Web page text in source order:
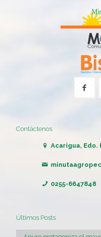
Contáctenos
Acarigua, Edo.
0255-6647848
Últimos Posts